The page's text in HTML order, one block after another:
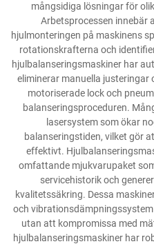
mångsidiga lösningar för
Arbetsprocessen innebär
hjulmonteringen på maskinens
rotationskrafterna och
hjulbalanseringsmaskiner har
eliminerar manuella justeringar
motoriserade lock och
balanseringsproceduren.
lasersystem som ökar
balanseringstiden, vilket gör
effektivt.
omfattande mjukvarupaket
servicehistorik och
kvalitetssäkring. Dessa
och
utan att kompromissa med
hjulbalanseringsmaskiner har